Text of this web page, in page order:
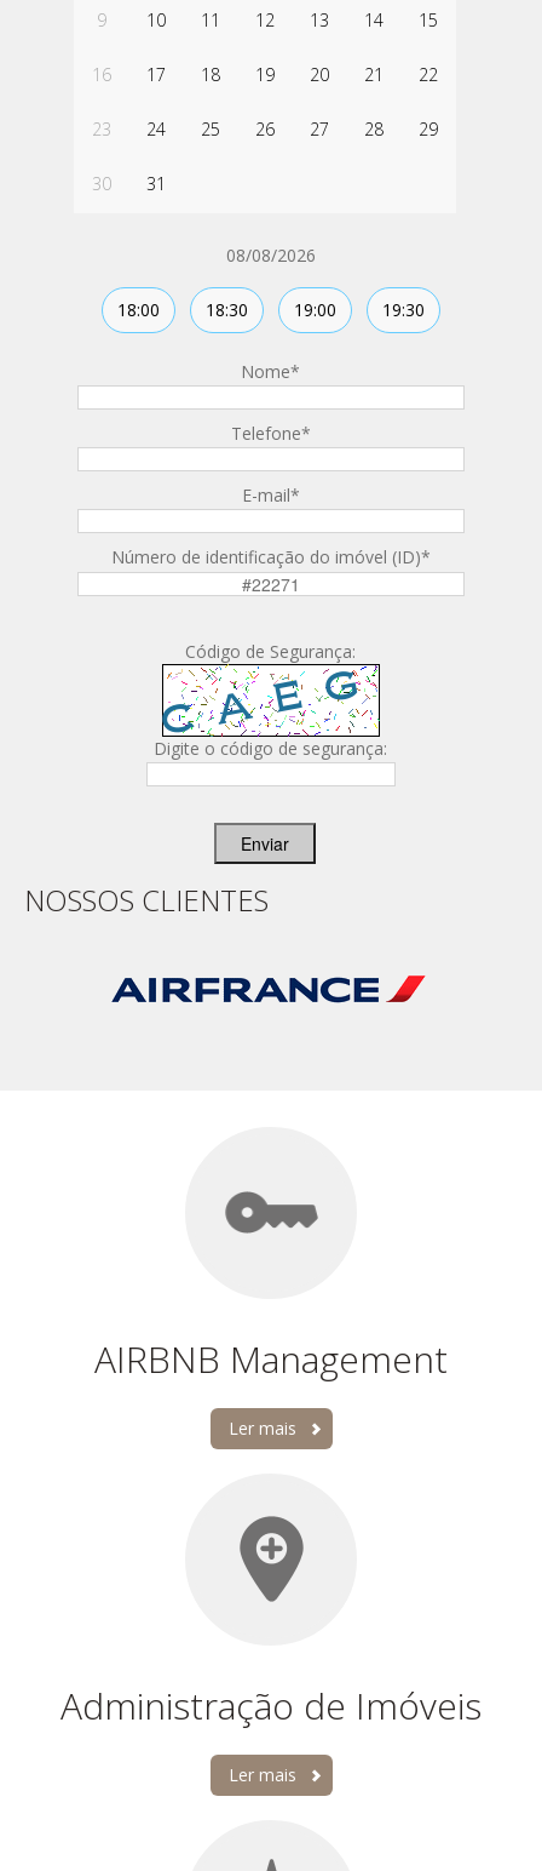
9 10 11 12 13 14 15
16 17 18 19 20 21 22
23 24 25 26 27 28 29
30 31
08/08/2026
18:00 18:30 19:00 19:30
Nome*
Telefone*
E-mail*
Número de identificação do imóvel (ID)*
Código de Segurança:
Digite o código de segurança:
Enviar
NOSSOS CLIENTES
AIRBNB Management
Ler mais
Administração de Imóveis
Ler mais